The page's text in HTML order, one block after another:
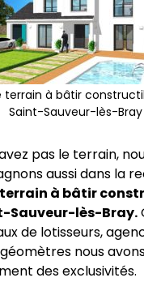
terrain à bâtir
Saint-Sauveur-lès-Bray
pas le terrain,
aussi dans la
terrain à bâtir
Sauveur-lès-Bray.
de lotisseurs,
nous
des exclusivités.